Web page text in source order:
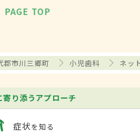
PAGE TOP
郡市川三郷町 小児歯科 ネッ
寄り添うアプローチ
症状を知る